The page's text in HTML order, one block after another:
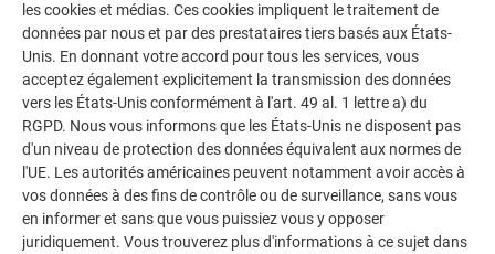
Largeur des bacs
Longueur des bacs
les cookies et médias. Ces cookies impliquent le traitement de
données par nous et par des prestataires tiers basés aux États-
Unis. En donnant votre accord pour tous les services, vous
acceptez également explicitement la transmission des données
vers les États-Unis conformément à l'art. 49 al. 1 lettre a) du
RGPD. Nous vous informons que les États-Unis ne disposent pas
d'un niveau de protection des données équivalent aux normes de
l'UE. Les autorités américaines peuvent notamment avoir accès à
vos données à des fins de contrôle ou de surveillance, sans vous
en informer et sans que vous puissiez vous y opposer
juridiquement. Vous trouverez plus d'informations à ce sujet dans